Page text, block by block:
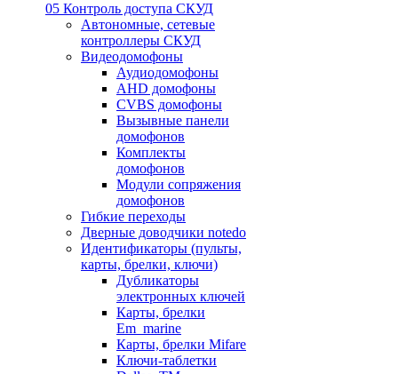
05 Контроль доступа СКУД
Автономные, сетевые
контроллеры СКУД
Видеодомофоны
Аудиодомофоны
AHD домофоны
CVBS домофоны
Вызывные панели
домофонов
Комплекты
домофонов
Модули сопряжения
домофонов
Гибкие переходы
Дверные доводчики notedo
Идентификаторы (пульты,
карты, брелки, ключи)
Дубликаторы
электронных ключей
Карты, брелки
Em_marine
Карты, брелки Mifare
Ключи-таблетки